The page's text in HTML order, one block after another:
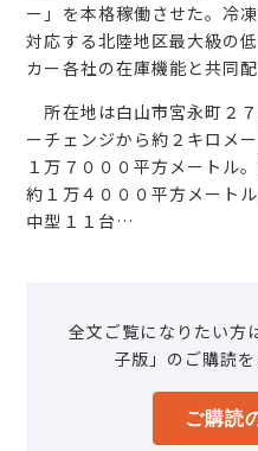
ー」を本格稼働させた。冷
対応する北陸地区最大級の
カー各社の在庫機能と共同配
所在地は白山市宮永町２
ーチェンジから約２キロメ
１万７０００平方メートル
約１万４０００平方メート
中型１１台…
全文ご覧になりたい方
子版」のご購読
ご購読